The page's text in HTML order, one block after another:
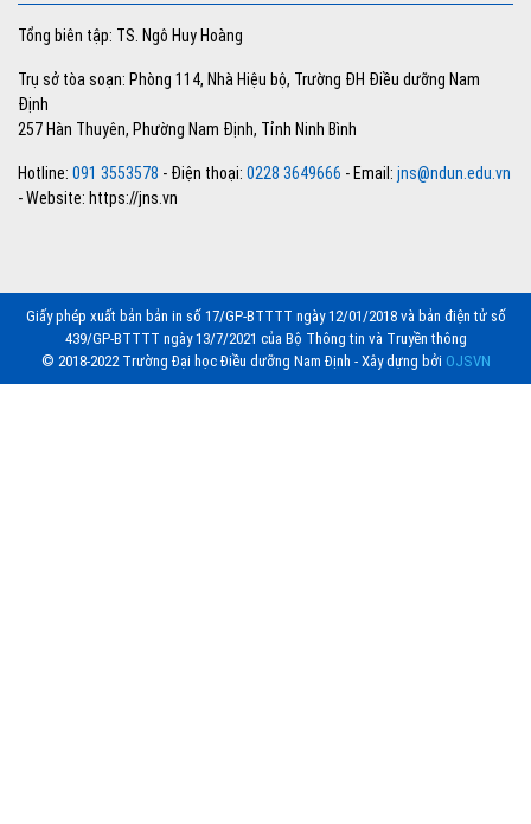
Tổng biên tập: TS. Ngô Huy Hoàng
Trụ sở tòa soạn: Phòng 114, Nhà Hiệu bộ, Trường ĐH Điều dưỡng Nam
Định
257 Hàn Thuyên, Phường Nam Định, Tỉnh Ninh Bình
Hotline: 091 3553578 - Điện thoại: 0228 3649666 - Email: jns@ndun.edu.vn
- Website: https://jns.vn
Giấy phép xuất bản bản in số 17/GP-BTTTT ngày 12/01/2018 và bản điện tử số
439/GP-BTTTT ngày 13/7/2021 của Bộ Thông tin và Truyền thông
© 2018-2022 Trường Đại học Điều dưỡng Nam Định - Xây dựng bởi OJSVN